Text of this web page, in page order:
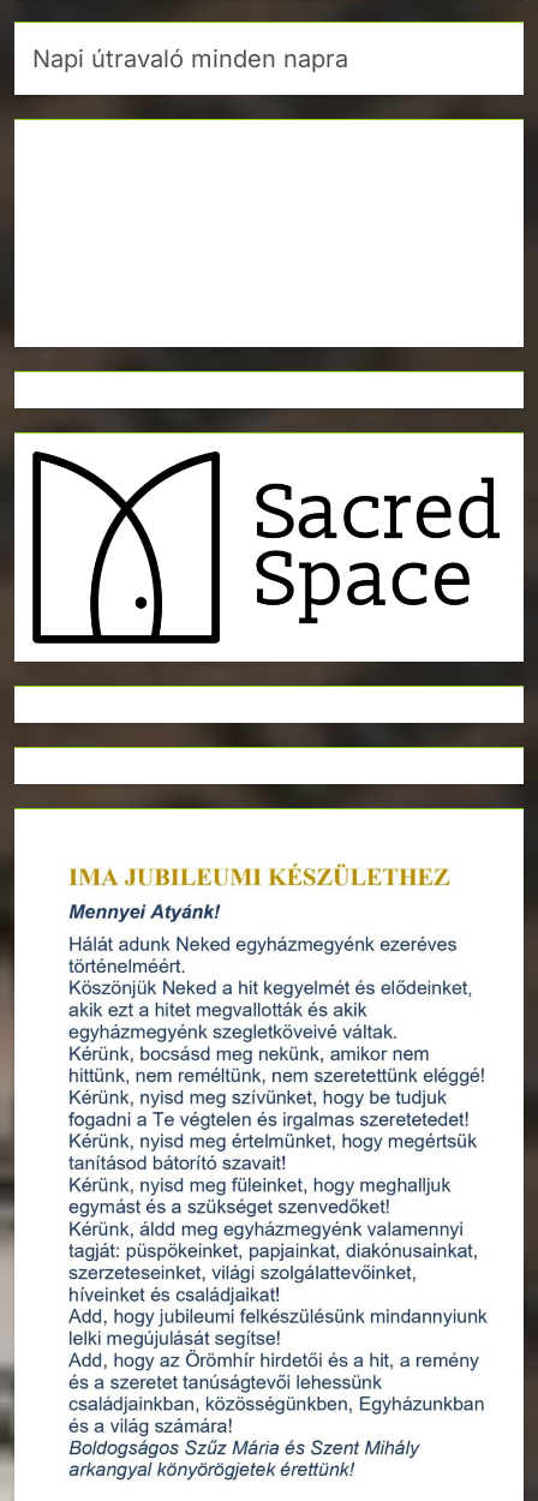
Napi útravaló minden napra